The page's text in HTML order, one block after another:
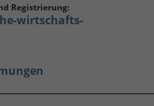
Registrierung:
wirtschafts-